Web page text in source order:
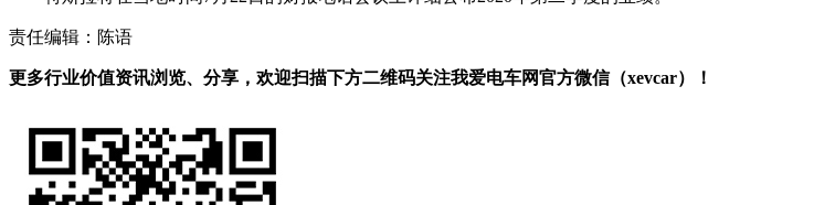
责任编辑：陈语
更多行业价值资讯浏览、分享，欢迎扫描下方二维码关注我爱电车网官方微信（xevcar）！